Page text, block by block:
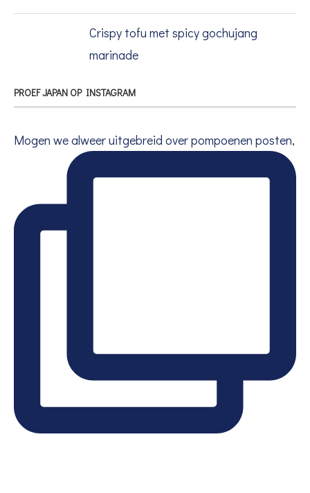
Crispy tofu met spicy gochujang
marinade
PROEF JAPAN OP INSTAGRAM
Mogen we alweer uitgebreid over pompoenen posten,